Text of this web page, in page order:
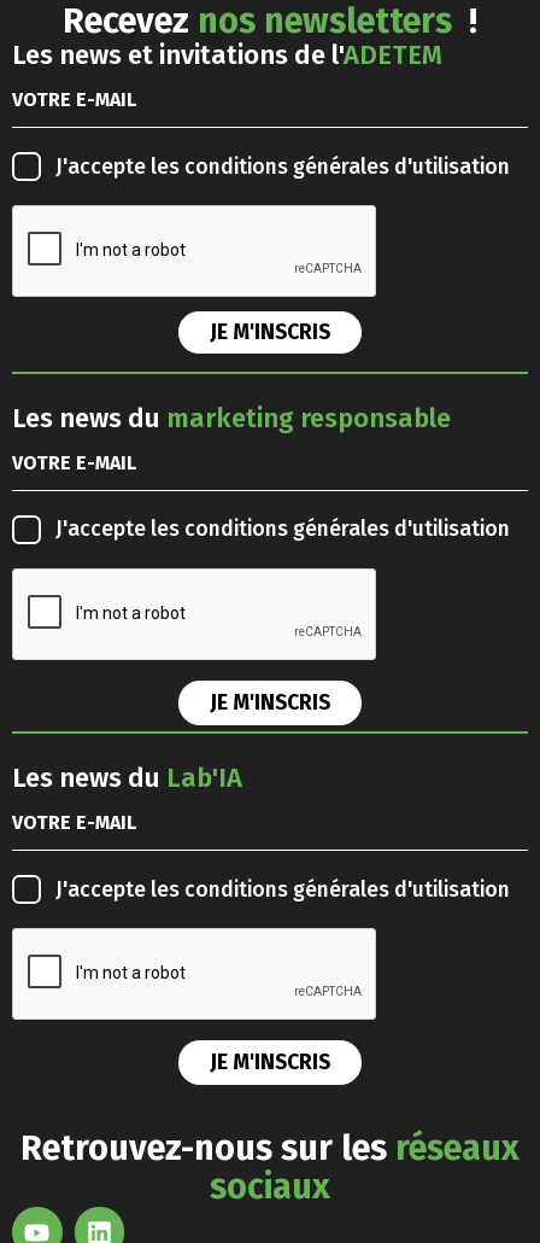
Retrouvez-nous sur les réseaux
sociaux
Recevez nos newsletters !
Les news et invitations de l'ADETEM
J'accepte les conditions générales d'utilisation
Les news du marketing responsable
J'accepte les conditions générales d'utilisation
Les news du Lab'IA
J'accepte les conditions générales d'utilisation